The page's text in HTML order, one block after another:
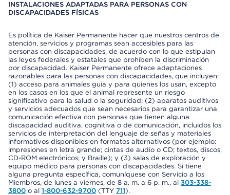
INSTALACIONES ADAPTADAS PARA PERSONAS CON
DISCAPACIDADES FÍSICAS
Es política de Kaiser Permanente hacer que nuestros centros de
atención, servicios y programas sean accesibles para las
personas con discapacidades, de acuerdo con lo que estipulan
las leyes federales y estatales que prohíben la discriminación
por discapacidad. Kaiser Permanente ofrece adaptaciones
razonables para las personas con discapacidades, que incluyen:
(1) acceso para animales guía y para quienes los usan, excepto
en los casos en los que el animal represente un riesgo
significativo para la salud o la seguridad; (2) aparatos auditivos
y servicios adecuados que sean necesarios para garantizar una
comunicación efectiva con personas que tienen alguna
discapacidad auditiva, cognitiva o de comunicación, incluidos los
servicios de interpretación del lenguaje de señas y materiales
informativos disponibles en formatos alternativos (por ejemplo:
impresiones en letra grande; cintas de audio o CD; textos, discos,
CD-ROM electrónicos; y Braille); y (3) salas de exploración y
equipo médico para personas con discapacidades. Si tiene
alguna pregunta específica, comuníquese con Servicio a los
Miembros, de lunes a viernes, de 8 a. m. a 6 p. m., al 303-338-
3800 o al 1-800-632-9700 (TTY 711).